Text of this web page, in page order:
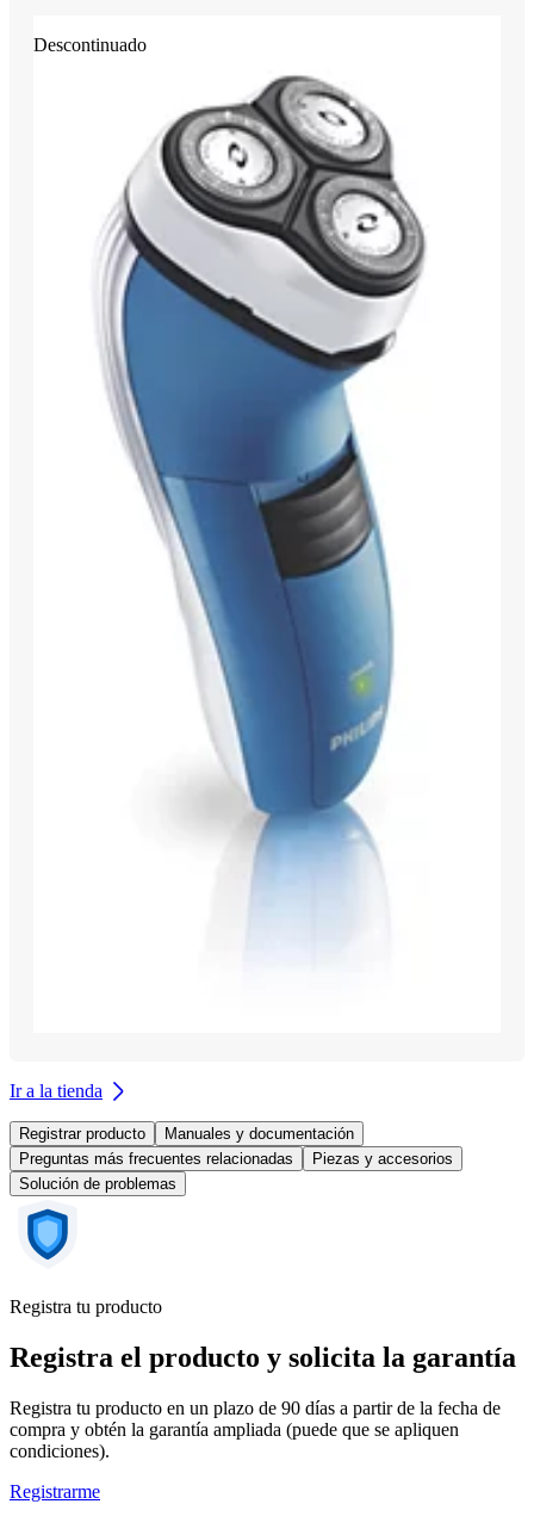
Descontinuado
Ir a la tienda
Registrar producto
Manuales y documentación
Preguntas más frecuentes relacionadas
Piezas y accesorios
Solución de problemas
Registra tu producto
Registra el producto y solicita la garantía
Registra tu producto en un plazo de 90 días a partir de la fecha de
compra y obtén la garantía ampliada (puede que se apliquen
condiciones).
Registrarme